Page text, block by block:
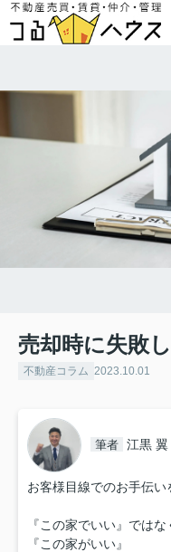
売却時に失敗
不動産コラム 2023.10.01
筆者 江黒 翼
お客様目線でのお手伝い
『この家でいい』ではな
『この家がいい』